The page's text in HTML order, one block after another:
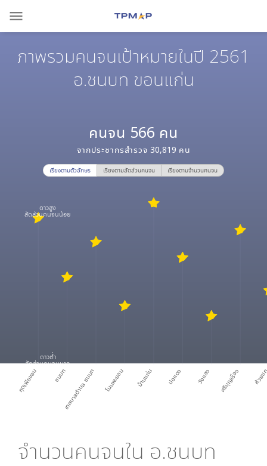
menu
ภาพรวมคนจนเป้าหมายในปี 2561
อ.ชนบท ขอนแก่น
คนจน 566 คน
จากประชากรสำรวจ 30,819 คน
เรียงตามตัวอักษร เรียงตามสัดส่วนคนจน เรียงตามจำนวนคนจน
กุดเพียขอม ชนบทเทศบาลตำบล ชนบท โนนพะยอม บ้านแท่น ปอแดง วังแสง ศรีบุญเรือง ห้วย
ดาวสูง
สัดส่วนคนจนน้อย
ดาวต่ำ
สัดส่วนคนจนมาก
จำนวนคนจนใน อ.ชนบท